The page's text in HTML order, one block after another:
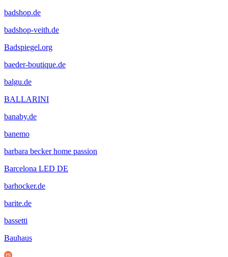
badshop.de
badshop-veith.de
Badspiegel.org
baeder-boutique.de
balgu.de
BALLARINI
banaby.de
banemo
barbara becker home passion
Barcelona LED DE
barhocker.de
barite.de
bassetti
Bauhaus